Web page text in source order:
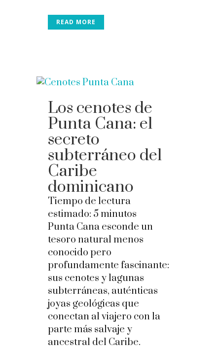
READ MORE
Los cenotes de
Punta Cana: el
secreto
subterráneo del
Caribe
dominicano
Tiempo de lectura
estimado: 5 minutos
Punta Cana esconde un
tesoro natural menos
conocido pero
profundamente fascinante:
sus cenotes y lagunas
subterráneas, auténticas
joyas geológicas que
conectan al viajero con la
parte más salvaje y
ancestral del Caribe.